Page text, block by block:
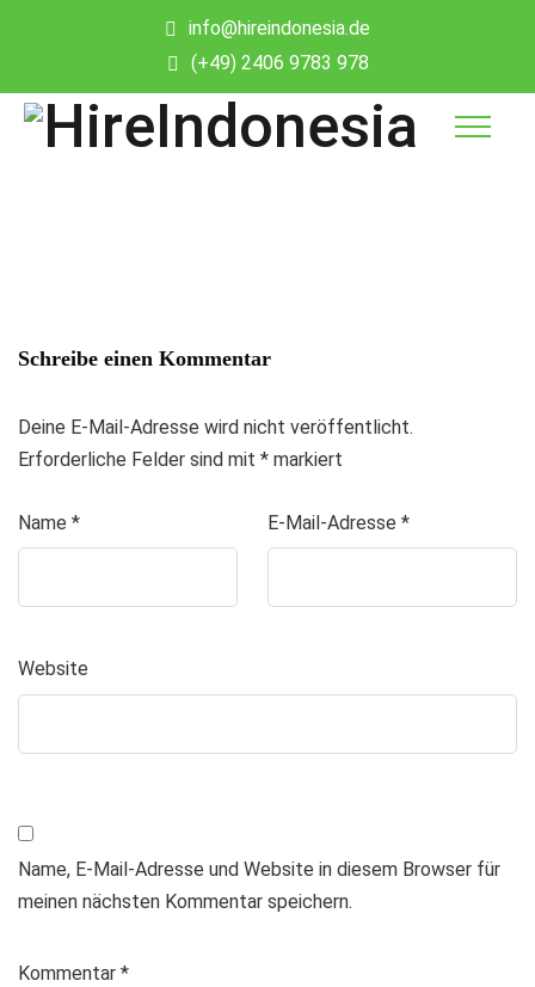
info@hireindonesia.de
(+49) 2406 9783 978
Schreibe einen Kommentar
Deine E-Mail-Adresse wird nicht veröffentlicht.
Erforderliche Felder sind mit * markiert
Name * E-Mail-Adresse *
Website
Name, E-Mail-Adresse und Website in diesem Browser für
meinen nächsten Kommentar speichern.
Kommentar *